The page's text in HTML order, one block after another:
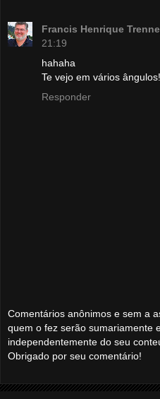
Francis Henrique
21:19
hahaha
Te vejo em vários
Responder
Comentários anônimos e sem a
quem o fez serão sumariamente
independentemente do seu
Obrigado por seu comentário!